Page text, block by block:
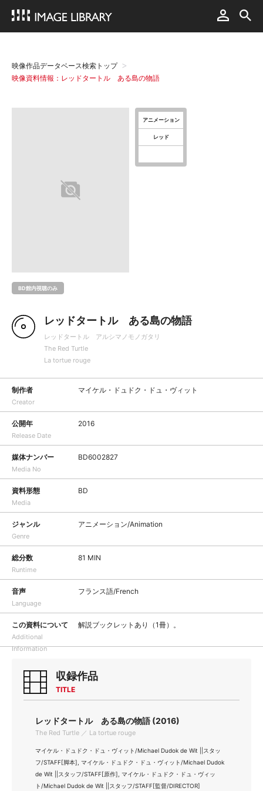
映像作品データベース検索トップ
映像資料情報：レッドタートル ある島の物語
BD館内視聴のみ
アニメーション
レッド
レッドタートル ある島の物語
レッドタートル アルシマノモノガタリ
The Red Turtle
La tortue rouge
制作者
Creator
マイケル・ドュドク・ドュ・ヴィット
公開年
Release Date
2016
媒体ナンバー
Media No
BD6002827
資料形態
Media
BD
ジャンル
Genre
アニメーション/Animation
総分数
Runtime
81 MIN
音声
Language
フランス語/French
この資料について
Additional
Information
解説ブックレットあり（1冊）。
収録作品
TITLE
レッドタートル ある島の物語 (2016)
The Red Turtle ／ La tortue rouge
マイケル・ドュドク・ドュ・ヴィット/Michael Dudok de Wit ||スタッ
フ/STAFF[脚本], マイケル・ドュドク・ドュ・ヴィット/Michael Dudok
de Wit ||スタッフ/STAFF[原作], マイケル・ドュドク・ドュ・ヴィッ
ト/Michael Dudok de Wit ||スタッフ/STAFF[監督/DIRECTOR]